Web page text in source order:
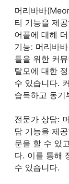
머리바바
티 기능을 제
어플에 대해
기능: 머리바
들을 위한 커
탈모에 대한
수 있습니다.
습득하고 동기
전문가 상담:
담 기능을 제
문을 할 수 있
다. 이를 통해
수 있습니다.